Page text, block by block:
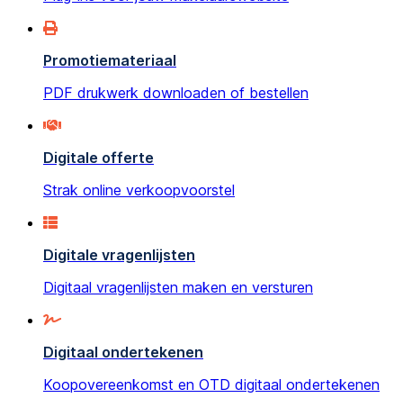
Promotiemateriaal
PDF drukwerk downloaden of bestellen
Digitale offerte
Strak online verkoopvoorstel
Digitale vragenlijsten
Digitaal vragenlijsten maken en versturen
Digitaal ondertekenen
Koopovereenkomst en OTD digitaal ondertekenen